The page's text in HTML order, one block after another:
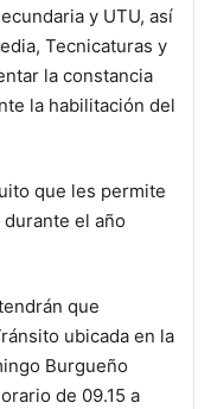
y UTU, así
Tecnicaturas y
la constancia
la habilitación del
que les permite
el año
que
ubicada en la
Burgueño
de 09.15 a